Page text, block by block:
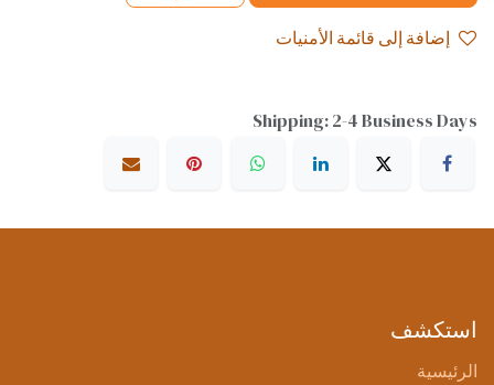
إضافة إلى قائمة الأمنيات
Shipping: 2-4 Business Days
استكشف
الرئيسية